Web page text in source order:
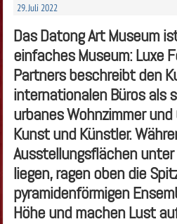
29. Juli 2022
Das Datong Art Museum
einfaches Museum: Luxe
Partners beschreibt den
internationalen Büros als
urbanes Wohnzimmer
Kunst und Künstler.
Ausstellungsflächen unter
liegen, ragen oben die
pyramidenförmigen
Höhe und machen Lust